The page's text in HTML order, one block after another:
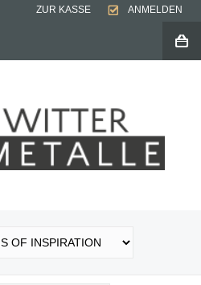
ZUR KASSE ANMELDEN